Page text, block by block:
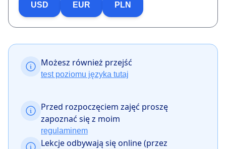
USD EUR PLN
Możesz również przejść
test poziomu języka tutaj
Przed rozpoczęciem zajęć proszę
zapoznać się z moim
regulaminem
Lekcje odbywają się online (przez